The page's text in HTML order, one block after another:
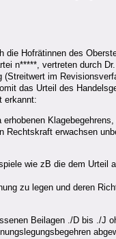
Hofrätinnen des
n*****, vertreten durch
im
das Urteil des
erkannt:
erwachsen
wie zB die dem Urteil
zu legen und deren
Beilagen ./D bis ./J